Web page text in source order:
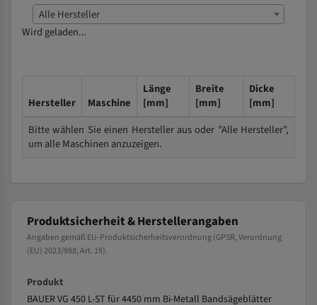
Alle Hersteller
Wird geladen...
Hersteller Maschine
Länge
[mm]
Breite
[mm]
Dicke
[mm]
Bitte wählen Sie einen Hersteller aus oder "Alle Hersteller",
um alle Maschinen anzuzeigen.
Produktsicherheit & Herstellerangaben
Angaben gemäß EU-Produktsicherheitsverordnung (GPSR, Verordnung
(EU) 2023/988, Art. 19).
Produkt
BAUER VG 450 L-ST für 4450 mm Bi-Metall Bandsägeblätter